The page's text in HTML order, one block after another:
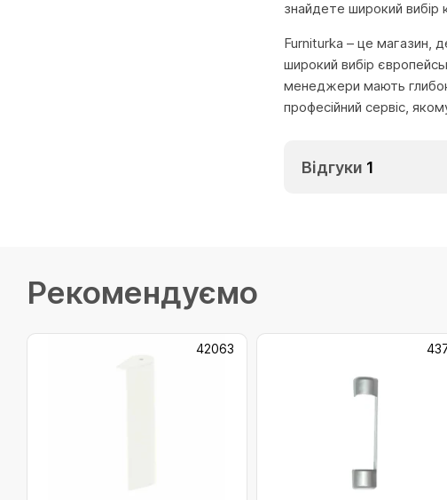
знайдете широкий вибір
Furniturka – це магазин,
широкий вибір
менеджери мають
професійний сервіс,
Відгуки 1
Рекомендуємо
42063